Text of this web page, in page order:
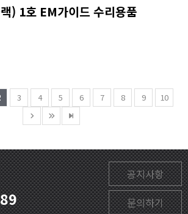
) 1호 EM가이드 수리용품
3 4 5 6 7 8 9 10
공지사항
문의하기